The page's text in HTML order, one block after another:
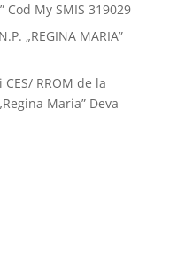
Cod My SMIS 319029
„REGINA MARIA”
RROM de la
Maria” Deva